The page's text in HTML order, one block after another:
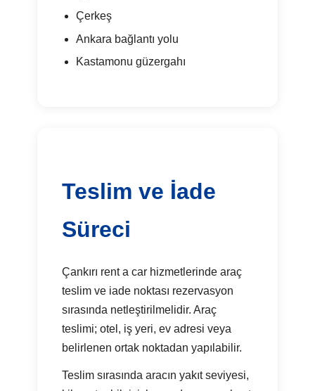
Çerkeş
Ankara bağlantı yolu
Kastamonu güzergahı
Teslim ve İade
Süreci
Çankırı rent a car hizmetlerinde araç
teslim ve iade noktası rezervasyon
sırasında netleştirilmelidir. Araç
teslimi; otel, iş yeri, ev adresi veya
belirlenen ortak noktadan yapılabilir.
Teslim sırasında aracın yakıt seviyesi,